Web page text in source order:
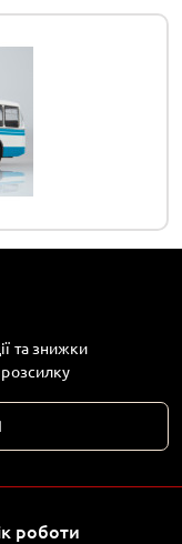
та знижки
роботи